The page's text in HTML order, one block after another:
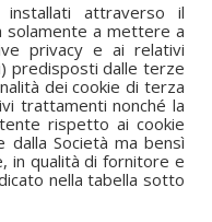
attraverso il
a mettere a
privacy e ai relativi
predisposti dalle terze
dei cookie di terza
trattamenti nonché la
rispetto ai cookie
dalla Società ma bensì
in qualità di fornitore e
nella tabella sotto